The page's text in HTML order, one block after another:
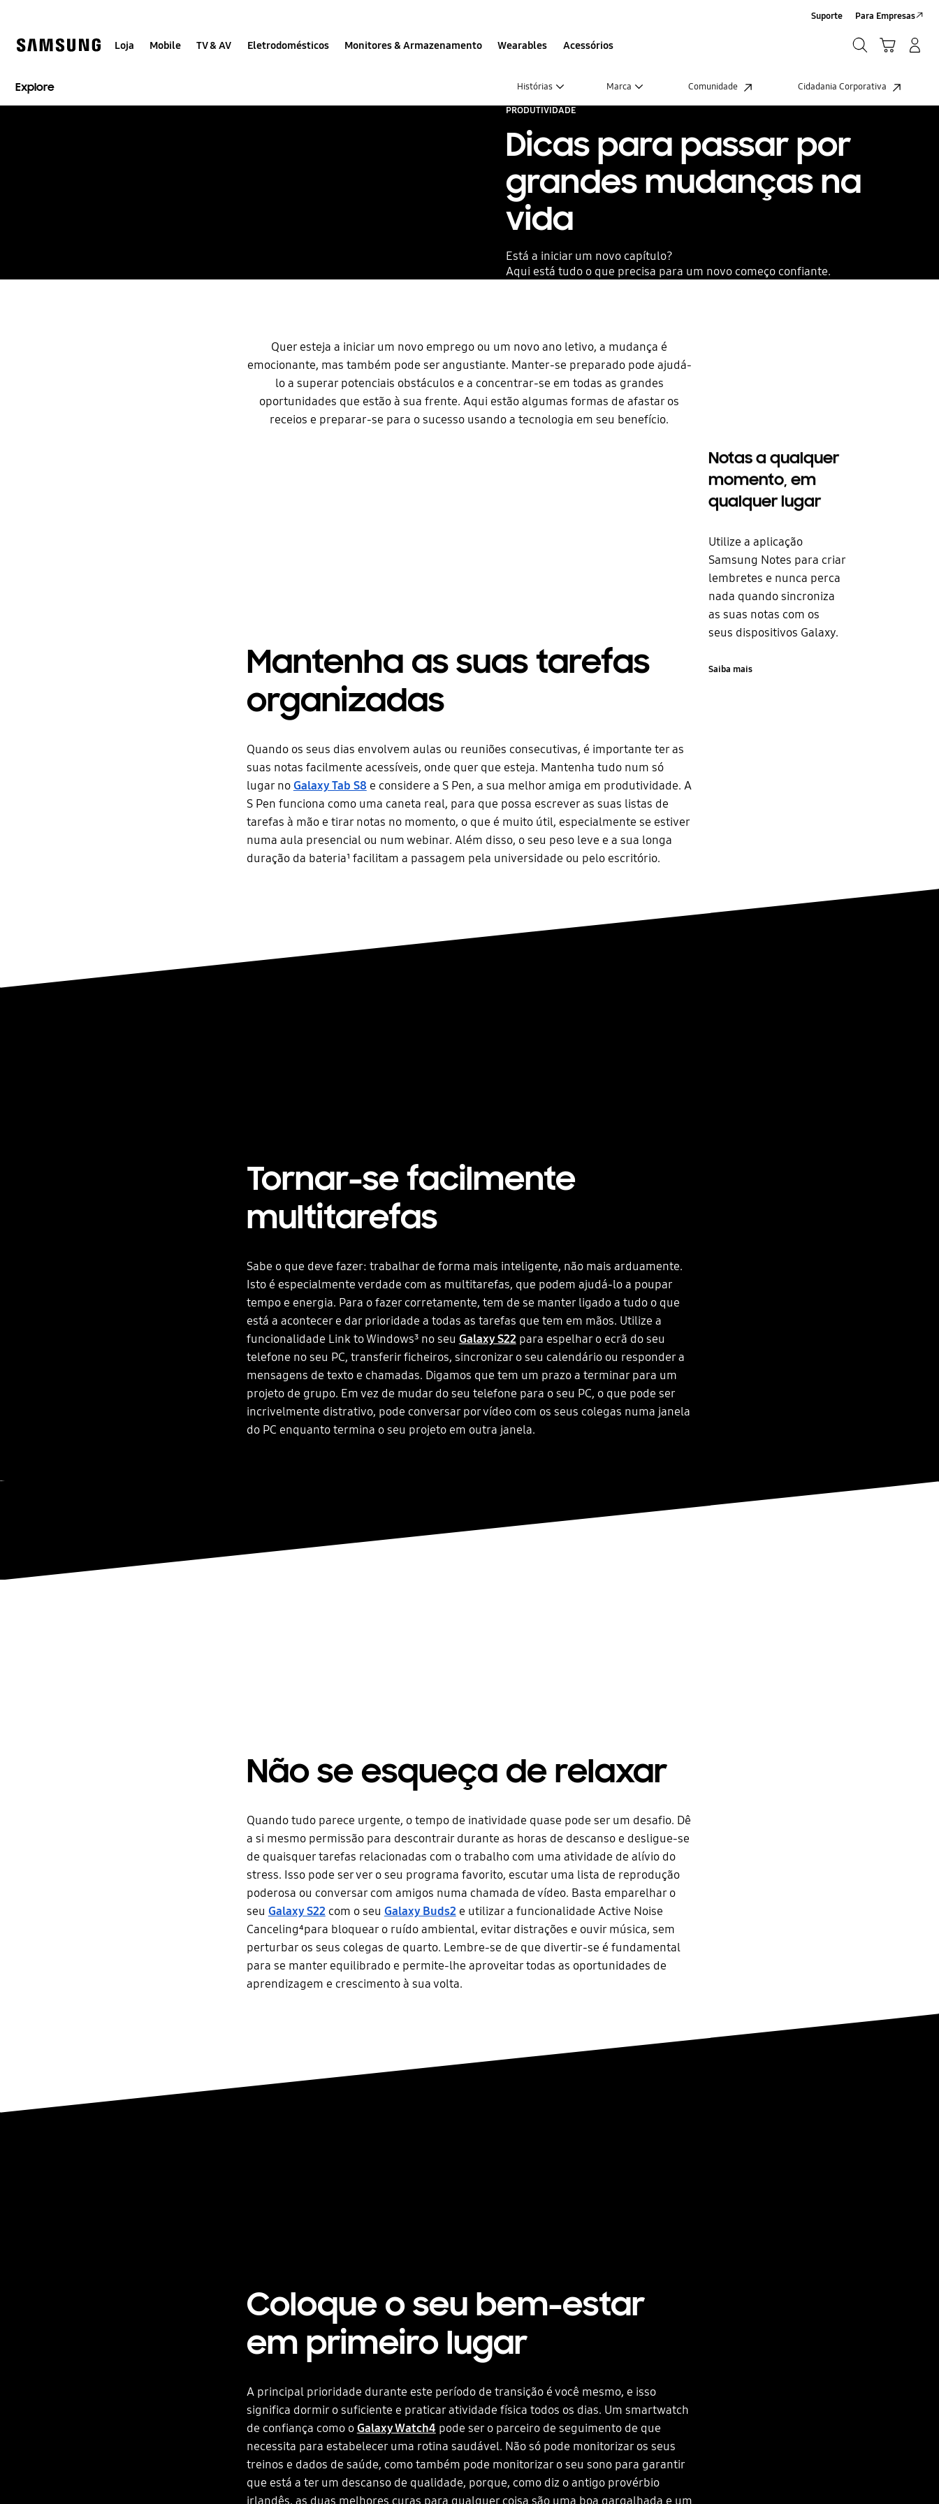
help
Loja Mobile TV & AV Eletrodomésticos Monitores & Armazenamento Wearables Acessórios
Suporte Para Empresas
Explore Histórias Marca Comunidade Cidadania Corporativa
PRODUTIVIDADE
Dicas para passar por
grandes mudanças na
vida
Está a iniciar um novo capítulo?
Aqui está tudo o que precisa para um novo começo confiante.
Quer esteja a iniciar um novo emprego ou um novo ano letivo, a mudança é
emocionante, mas também pode ser angustiante. Manter-se preparado pode ajudá-
lo a superar potenciais obstáculos e a concentrar-se em todas as grandes
oportunidades que estão à sua frente. Aqui estão algumas formas de afastar os
receios e preparar-se para o sucesso usando a tecnologia em seu benefício.
Notas a qualquer
momento, em
qualquer lugar
Utilize a aplicação
Samsung Notes para criar
lembretes e nunca perca
nada quando sincroniza
as suas notas com os
seus dispositivos Galaxy.
Saiba mais
Mantenha as suas tarefas
organizadas
Quando os seus dias envolvem aulas ou reuniões consecutivas, é importante ter as
suas notas facilmente acessíveis, onde quer que esteja. Mantenha tudo num só
lugar no Galaxy Tab S8 e considere a S Pen, a sua melhor amiga em produtividade. A
S Pen funciona como uma caneta real, para que possa escrever as suas listas de
tarefas à mão e tirar notas no momento, o que é muito útil, especialmente se estiver
numa aula presencial ou num webinar. Além disso, o seu peso leve e a sua longa
duração da bateria¹ facilitam a passagem pela universidade ou pelo escritório.
Tornar-se facilmente
multitarefas
Sabe o que deve fazer: trabalhar de forma mais inteligente, não mais arduamente.
Isto é especialmente verdade com as multitarefas, que podem ajudá-lo a poupar
tempo e energia. Para o fazer corretamente, tem de se manter ligado a tudo o que
está a acontecer e dar prioridade a todas as tarefas que tem em mãos. Utilize a
funcionalidade Link to Windows³ no seu Galaxy S22 para espelhar o ecrã do seu
telefone no seu PC, transferir ficheiros, sincronizar o seu calendário ou responder a
mensagens de texto e chamadas. Digamos que tem um prazo a terminar para um
projeto de grupo. Em vez de mudar do seu telefone para o seu PC, o que pode ser
incrivelmente distrativo, pode conversar por vídeo com os seus colegas numa janela
do PC enquanto termina o seu projeto em outra janela.
Não se esqueça de relaxar
Quando tudo parece urgente, o tempo de inatividade quase pode ser um desafio. Dê
a si mesmo permissão para descontrair durante as horas de descanso e desligue-se
de quaisquer tarefas relacionadas com o trabalho com uma atividade de alívio do
stress. Isso pode ser ver o seu programa favorito, escutar uma lista de reprodução
poderosa ou conversar com amigos numa chamada de vídeo. Basta emparelhar o
seu Galaxy S22 com o seu Galaxy Buds2 e utilizar a funcionalidade Active Noise
Canceling⁴para bloquear o ruído ambiental, evitar distrações e ouvir música, sem
perturbar os seus colegas de quarto. Lembre-se de que divertir-se é fundamental
para se manter equilibrado e permite-lhe aproveitar todas as oportunidades de
aprendizagem e crescimento à sua volta.
Coloque o seu bem-estar
em primeiro lugar
A principal prioridade durante este período de transição é você mesmo, e isso
significa dormir o suficiente e praticar atividade física todos os dias. Um smartwatch
de confiança como oGalaxy Watch4 pode ser o parceiro de seguimento de que
necessita para estabelecer uma rotina saudável. Não só pode monitorizar os seus
treinos e dados de saúde, como também pode monitorizar o seu sono para garantir
que está a ter um descanso de qualidade, porque, como diz o antigo provérbio
irlandês, as duas melhores curas para qualquer coisa são uma boa gargalhada e um